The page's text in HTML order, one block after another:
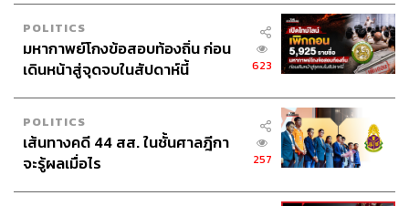
POLITICS
มหากาพย์โกงข้อสอบท้องถิ่น ก่อน
เดินหน้าสู่จุดจบในสัปดาห์นี้
623
POLITICS
เส้นทางคดี 44 สส. ในชั้นศาลฎีกา
จะรู้ผลเมื่อไร
257